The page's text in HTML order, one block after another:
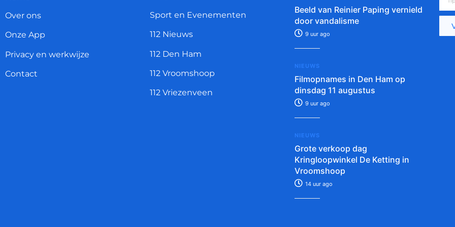
Over ons
Onze App
Privacy en werkwijze
Contact
Sport en Evenementen
112 Nieuws
112 Den Ham
112 Vroomshoop
112 Vriezenveen
Beeld van Reinier Paping vernield
door vandalisme
9 uur ago
NIEUWS
Filmopnames in Den Ham op
dinsdag 11 augustus
9 uur ago
NIEUWS
Grote verkoop dag
Kringloopwinkel De Ketting in
Vroomshoop
14 uur ago